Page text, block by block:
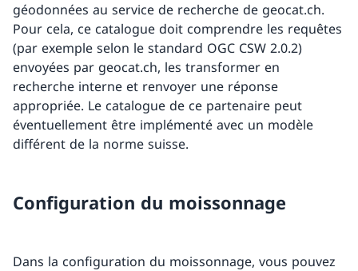
géodonnées au service de recherche de geocat.ch.
Pour cela, ce catalogue doit comprendre les requêtes
(par exemple selon le standard OGC CSW 2.0.2)
envoyées par geocat.ch, les transformer en
recherche interne et renvoyer une réponse
appropriée. Le catalogue de ce partenaire peut
éventuellement être implémenté avec un modèle
différent de la norme suisse.
Configuration du moissonnage
Dans la configuration du moissonnage, vous pouvez